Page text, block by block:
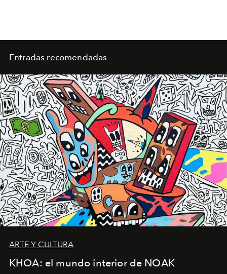
Entradas recomendadas
ARTE Y CULTURA
KHOA: el mundo interior de NOAK